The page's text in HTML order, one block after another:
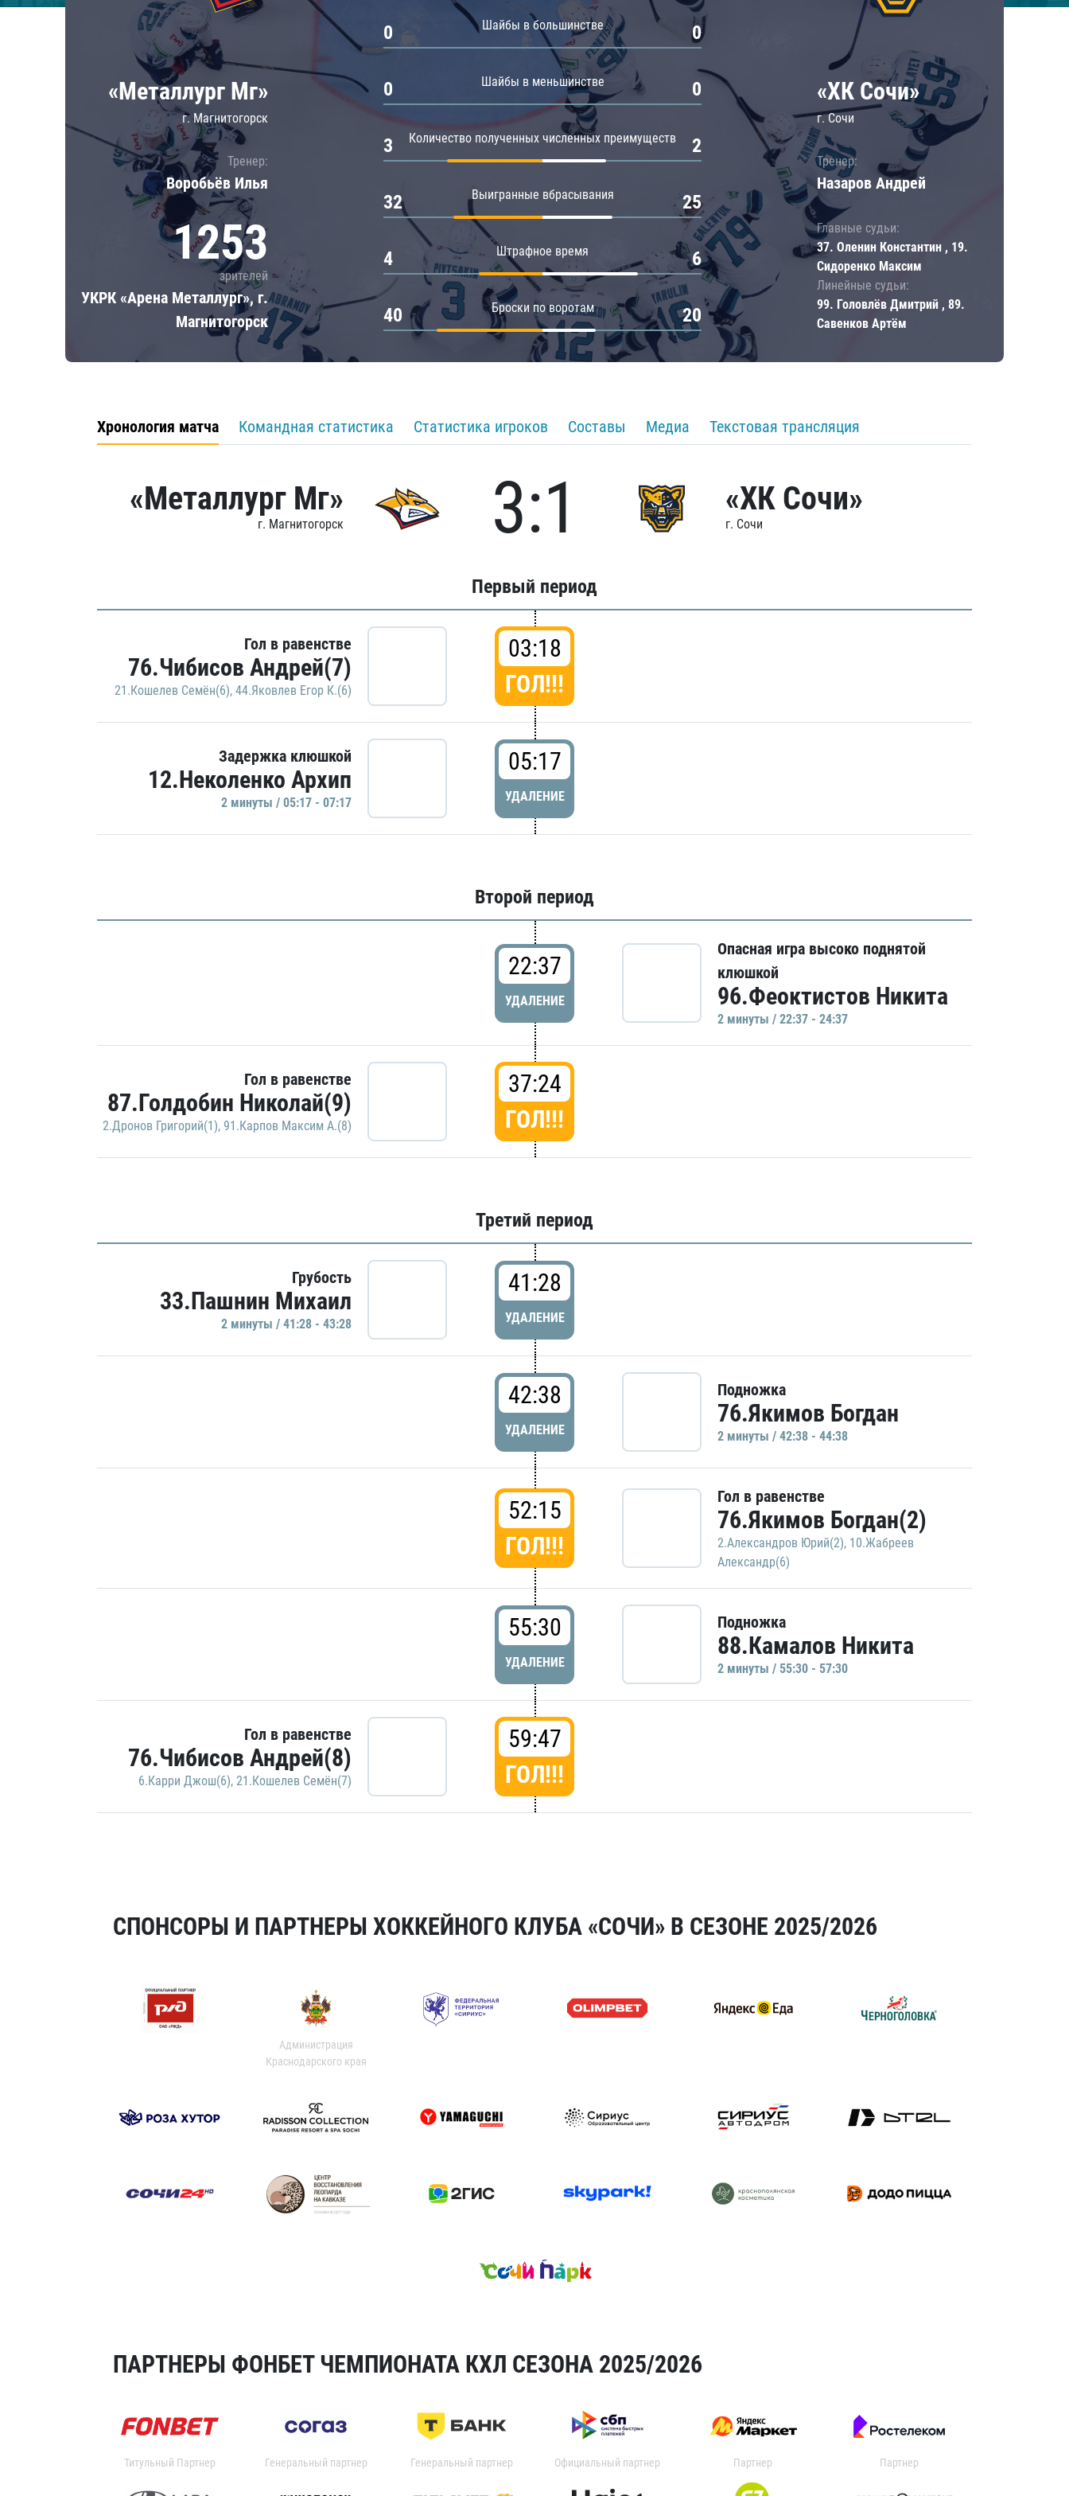
Локомотив
ЦСКА
Шанхайские Драконы
«Металлург Мг»
г. Магнитогорск
Тренер:
Воробьёв Илья
1253
зрителей
УКРК «Арена Металлург», г.
Магнитогорск
Шайбы в большинстве
0 0
Шайбы в меньшинстве
0 0
Количество полученных численных преимуществ
3 2
Выигранные вбрасывания
32 25
Штрафное время
4 6
Броски по воротам
40 20
«ХК Сочи»
г. Сочи
Тренер:
Назаров Андрей
Главные судьи:
37. Оленин Константин , 19.
Сидоренко Максим
Линейные судьи:
99. Головлёв Дмитрий , 89.
Савенков Артём
Хронология матча Командная статистика Статистика игроков Составы Медиа Текстовая трансляция
«Металлург Мг»
г. Магнитогорск 3:1 «ХК Сочи»
г. Сочи
Первый период
Гол в равенстве
76.Чибисов Андрей(7)
21.Кошелев Семён(6), 44.Яковлев Егор К.(6)
03:18
ГОЛ!!!
Задержка клюшкой
12.Неколенко Архип
2 минуты / 05:17 - 07:17
05:17
УДАЛЕНИЕ
Второй период
22:37
УДАЛЕНИЕ
Опасная игра высоко поднятой
клюшкой
96.Феоктистов Никита
2 минуты / 22:37 - 24:37
Гол в равенстве
87.Голдобин Николай(9)
2.Дронов Григорий(1), 91.Карпов Максим А.(8)
37:24
ГОЛ!!!
Третий период
Грубость
33.Пашнин Михаил
2 минуты / 41:28 - 43:28
41:28
УДАЛЕНИЕ
42:38
УДАЛЕНИЕ
Подножка
76.Якимов Богдан
2 минуты / 42:38 - 44:38
52:15
ГОЛ!!!
Гол в равенстве
76.Якимов Богдан(2)
2.Александров Юрий(2), 10.Жабреев
Александр(6)
55:30
УДАЛЕНИЕ
Подножка
88.Камалов Никита
2 минуты / 55:30 - 57:30
Гол в равенстве
76.Чибисов Андрей(8)
6.Карри Джош(6), 21.Кошелев Семён(7)
59:47
ГОЛ!!!
СПОНСОРЫ И ПАРТНЕРЫ ХОККЕЙНОГО КЛУБА «СОЧИ» В СЕЗОНЕ 2025/2026
Администрация
Краснодарского края
ПАРТНЕРЫ ФОНБЕТ ЧЕМПИОНАТА КХЛ СЕЗОНА 2025/2026
Титульный Партнер Генеральный партнер Генеральный партнер Официальный партнер Партнер Партнер